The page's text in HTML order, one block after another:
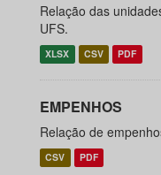
Relação das
UFS.
XLSX CSV PDF
EMPENHOS
Relação de
CSV PDF